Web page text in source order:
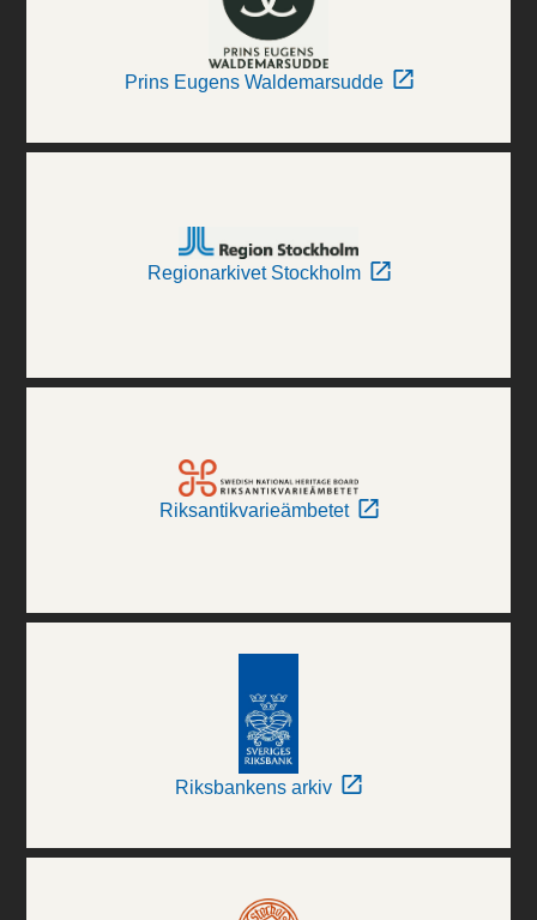
Prins Eugens Waldemarsudde
Regionarkivet Stockholm
Riksantikvarieämbetet
Riksbankens arkiv